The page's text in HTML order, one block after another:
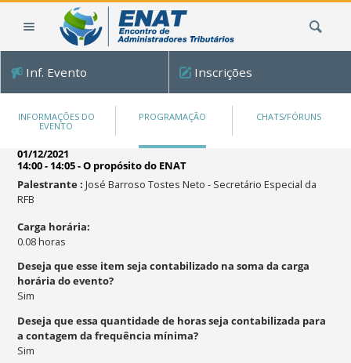
Inf. Evento Inscrições
INFORMAÇÕES DO
EVENTO
PROGRAMAÇÃO CHATS/FÓRUNS
01/12/2021
14:00 - 14:05-O propósito do ENAT
Palestrante: José Barroso Tostes Neto- Secretário Especial da
RFB
Carga horária:
0.08horas
Deseja que esse item seja contabilizado na soma da carga
horária do evento?
Sim
Deseja que essa quantidade de horas seja contabilizada para
a contagem da frequência mínima?
Sim